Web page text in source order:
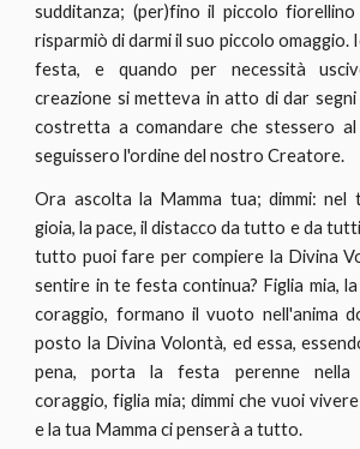
sudditanza; (per)fino il piccolo
risparmiò di darmi il suo piccolo
festa, e quando per necessità
creazione si metteva in atto di dar
costretta a comandare che stessero
seguissero l'ordine del nostro Creatore.
Ora ascolta la Mamma tua; dimmi: nel
gioia, la pace, il distacco da tutto e da
tutto puoi fare per compiere la Divina
sentire in te festa continua? Figlia mia,
coraggio, formano il vuoto nell'anima
posto la Divina Volontà, ed essa,
pena, porta la festa perenne nella
coraggio, figlia mia; dimmi che vuoi
e la tua Mamma ci penserà a tutto.